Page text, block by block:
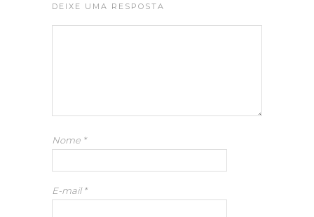
DEIXE UMA RESPOSTA
Nome *
E-mail*